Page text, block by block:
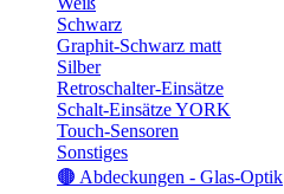
Schwarz
Graphit-Schwarz matt
Silber
Retroschalter-Einsätze
Schalt-Einsätze YORK
Touch-Sensoren
Sonstiges
🟤 Abdeckungen - Glas-Optik